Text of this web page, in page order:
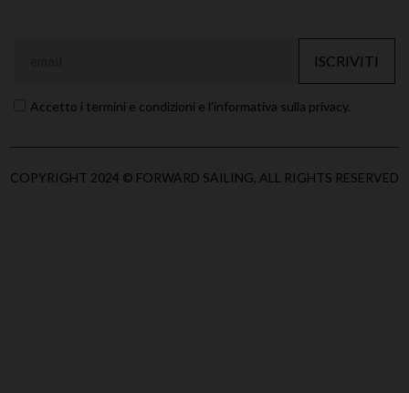
ISCRIVITI
Accetto i termini e condizioni e l'informativa sulla privacy.
COPYRIGHT 2024 © FORWARD SAILING, ALL RIGHTS RESERVED